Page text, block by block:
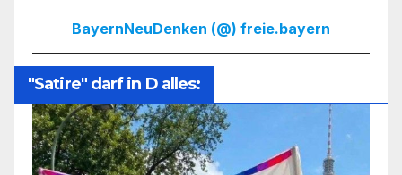
BayernNeuDenken (@) freie.bayern
"Satire" darf in D alles: